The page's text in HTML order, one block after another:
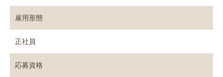
雇用形態
正社員
応募資格